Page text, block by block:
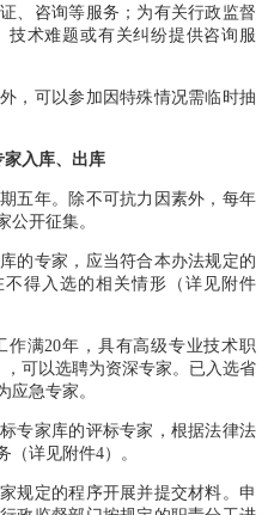
、咨询等服务；为有关行政监督
术难题或有关纠纷提供咨询服
可以参加因特殊情况需临时抽
入库、出库
五年。除不可抗力因素外，每年
公开征集。
的专家，应当符合本办法规定的
得入选的相关情形（详见附件
作满20年，具有高级专业技术职
可以选聘为资深专家。已入选省
应急专家。
专家库的评标专家，根据法律法
详见附件4）。
规定的程序开展并提交材料。申